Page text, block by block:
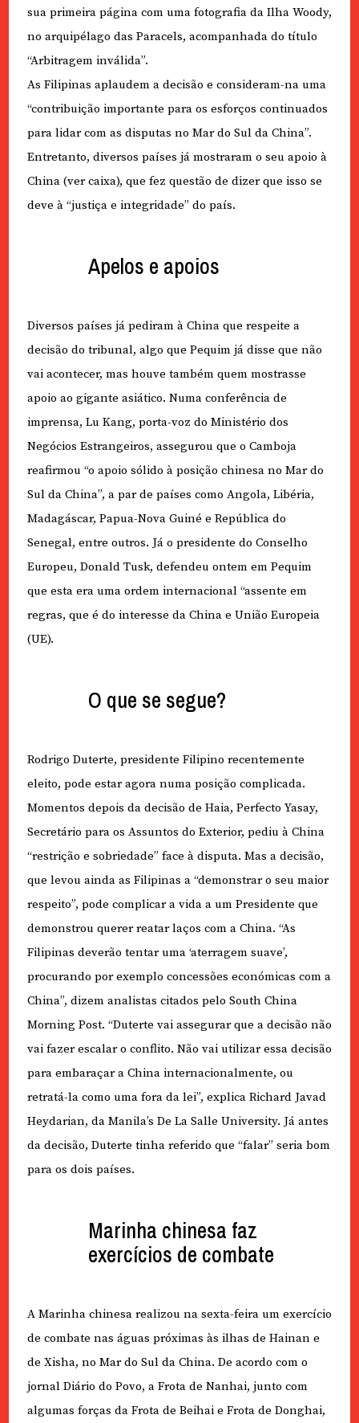
sua primeira página com uma fotografia da Ilha Woody,
no arquipélago das Paracels, acompanhada do título
“Arbitragem inválida”.
As Filipinas aplaudem a decisão e consideram-na uma
“contribuição importante para os esforços continuados
para lidar com as disputas no Mar do Sul da China”.
Entretanto, diversos países já mostraram o seu apoio à
China (ver caixa), que fez questão de dizer que isso se
deve à “justiça e integridade” do país.
Apelos e apoios
Diversos países já pediram à China que respeite a
decisão do tribunal, algo que Pequim já disse que não
vai acontecer, mas houve também quem mostrasse
apoio ao gigante asiático. Numa conferência de
imprensa, Lu Kang, porta-voz do Ministério dos
Negócios Estrangeiros, assegurou que o Camboja
reafirmou “o apoio sólido à posição chinesa no Mar do
Sul da China”, a par de países como Angola, Libéria,
Madagáscar, Papua-Nova Guiné e República do
Senegal, entre outros. Já o presidente do Conselho
Europeu, Donald Tusk, defendeu ontem em Pequim
que esta era uma ordem internacional “assente em
regras, que é do interesse da China e União Europeia
(UE).
O que se segue?
Rodrigo Duterte, presidente Filipino recentemente
eleito, pode estar agora numa posição complicada.
Momentos depois da decisão de Haia, Perfecto Yasay,
Secretário para os Assuntos do Exterior, pediu à China
“restrição e sobriedade” face à disputa. Mas a decisão,
que levou ainda as Filipinas a “demonstrar o seu maior
respeito”, pode complicar a vida a um Presidente que
demonstrou querer reatar laços com a China. “As
Filipinas deverão tentar uma ‘aterragem suave’,
procurando por exemplo concessões económicas com a
China”, dizem analistas citados pelo South China
Morning Post. “Duterte vai assegurar que a decisão não
vai fazer escalar o conflito. Não vai utilizar essa decisão
para embaraçar a China internacionalmente, ou
retratá-la como uma fora da lei”, explica Richard Javad
Heydarian, da Manila’s De La Salle University. Já antes
da decisão, Duterte tinha referido que “falar” seria bom
para os dois países.
Marinha chinesa faz
exercícios de combate
A Marinha chinesa realizou na sexta-feira um exercício
de combate nas águas próximas às ilhas de Hainan e
de Xisha, no Mar do Sul da China. De acordo com o
jornal Diário do Povo, a Frota de Nanhai, junto com
algumas forças da Frota de Beihai e Frota de Donghai,